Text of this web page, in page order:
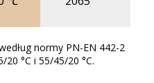
normy PN-EN 442-2
°C i 55/45/20 °C.